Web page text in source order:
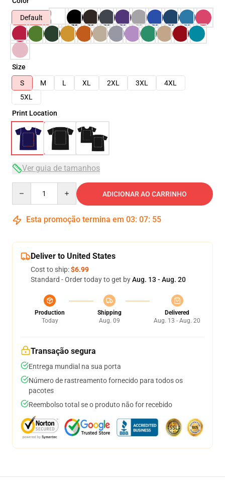
Default
Size
S
M L XL 2XL 3XL
4XL
5XL
Print Location
Ver guia de tamanhos
ADICIONAR AO CARRINHO
Esta promoção termina em 03: 07: 54
Deliver to United States
Cost to ship:$6.99
Standard - Order today to get byAug. 13 - Aug. 20
Production
Today
Shipping
Aug. 09
Delivered
Aug. 13 - Aug. 20
Transação segura
Entrega mundial na sua porta
Número de rastreamento fornecido para todos os
pacotes
Reembolso total se o produto não for recebido